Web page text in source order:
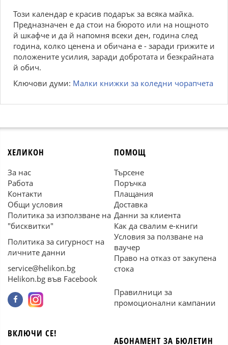
Този календар е красив подарък за всяка майка.
Предназначен е да стои на бюрото или на нощното
й шкафче и да й напомня всеки ден, година след
година, колко ценена и обичана е - заради грижите и
положените усилия, заради добротата и безкрайната
й обич.
Ключови думи: Малки книжки за коледни чорапчета
ХЕЛИКОН
За нас
Работа
Контакти
Общи условия
Политика за използване на
"бисквитки"
Политика за сигурност на
личните данни
service@helikon.bg
Helikon.bg във Facebook
ПОМОЩ
Търсене
Поръчка
Плащания
Доставка
Данни за клиента
Как да свалим е-книги
Условия за ползване на
ваучер
Право на отказ от закупена
стока
Правилници за
промоционални кампании
ВКЛЮЧИ СЕ!
АБОНАМЕНТ ЗА БЮЛЕТИН